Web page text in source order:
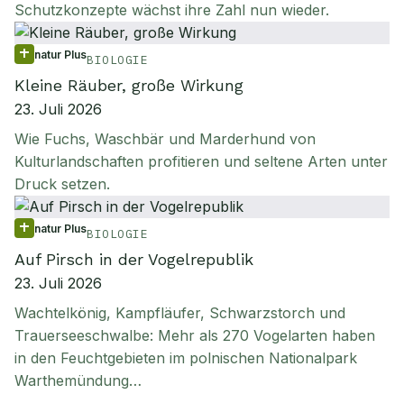
Schutzkonzepte wächst ihre Zahl nun wieder.
natur PlusBIOLOGIE
Kleine Räuber, große Wirkung
23. Juli 2026
Wie Fuchs, Waschbär und Marderhund von
Kulturlandschaften profitieren und seltene Arten unter
Druck setzen.
natur PlusBIOLOGIE
Auf Pirsch in der Vogelrepublik
23. Juli 2026
Wachtelkönig, Kampfläufer, Schwarzstorch und
Trauerseeschwalbe: Mehr als 270 Vogelarten haben
in den Feuchtgebieten im polnischen Nationalpark
Warthemündung…